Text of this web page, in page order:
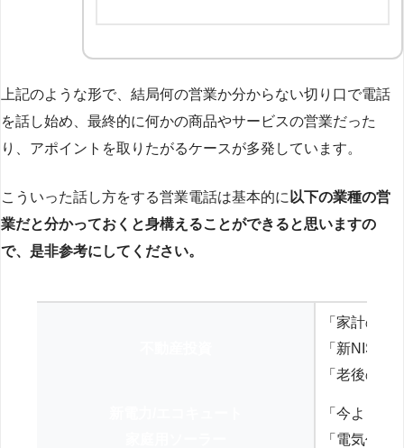
上記のような形で、結局何の営業か分からない切り口で電話
を話し始め、最終的に何かの商品やサービスの営業だった
り、アポイントを取りたがるケースが多発しています。
こういった話し方をする営業電話は基本的に 以下の業種の営
業だと分かっておくと身構えることができると思いますの
で、是非参考にしてください。
「家計の見
「新NISA
「老後の
「今より
「電気代を